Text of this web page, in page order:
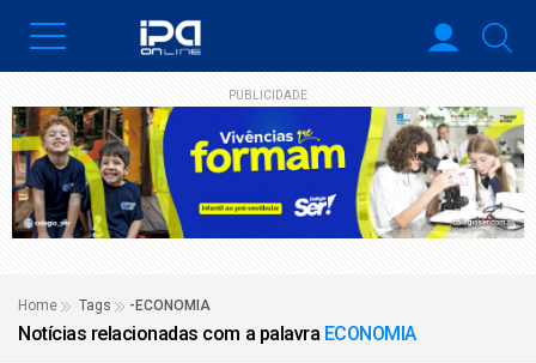
PUBLICIDADE
Home Tags -ECONOMIA
Notícias relacionadas com a palavra ECONOMIA